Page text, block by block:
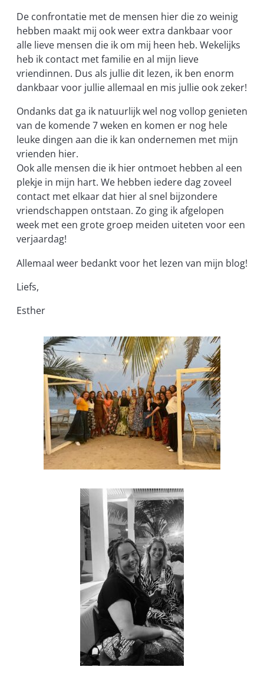
De confrontatie met de mensen hier die zo weinig
hebben maakt mij ook weer extra dankbaar voor
alle lieve mensen die ik om mij heen heb. Wekelijks
heb ik contact met familie en al mijn lieve
vriendinnen. Dus als jullie dit lezen, ik ben enorm
dankbaar voor jullie allemaal en mis jullie ook zeker!
Ondanks dat ga ik natuurlijk wel nog vollop genieten
van de komende 7 weken en komen er nog hele
leuke dingen aan die ik kan ondernemen met mijn
vrienden hier.
Ook alle mensen die ik hier ontmoet hebben al een
plekje in mijn hart. We hebben iedere dag zoveel
contact met elkaar dat hier al snel bijzondere
vriendschappen ontstaan. Zo ging ik afgelopen
week met een grote groep meiden uiteten voor een
verjaardag!
Allemaal weer bedankt voor het lezen van mijn blog!
Liefs,
Esther